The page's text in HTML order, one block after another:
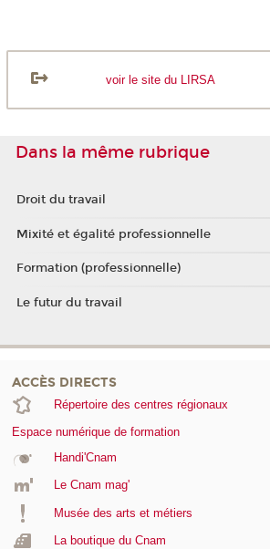
voir le site du LIRSA
Dans la même rubrique
Droit du travail
Mixité et égalité professionnelle
Formation (professionnelle)
Le futur du travail
ACCÈS DIRECTS
Répertoire des centres régionaux
Espace numérique de formation
Handi'Cnam
Le Cnam mag'
Musée des arts et métiers
La boutique du Cnam